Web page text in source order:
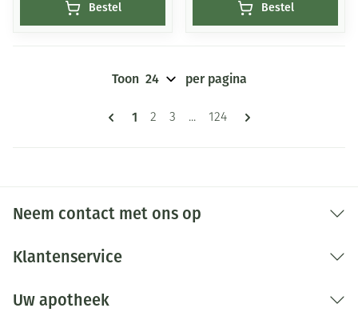
Bestel Bestel
Pagina's
U lees momenteel pagina
1 Pagina
2 Pagina
3 ... Pagina
124
Toon per pagina
Neem contact met ons op
Klantenservice
Uw apotheek